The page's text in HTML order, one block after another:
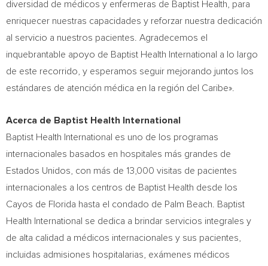
diversidad de médicos y enfermeras de Baptist Health, para
enriquecer nuestras capacidades y reforzar nuestra dedicación
al servicio a nuestros pacientes. Agradecemos el
inquebrantable apoyo de Baptist Health International a lo largo
de este recorrido, y esperamos seguir mejorando juntos los
estándares de atención médica en la región del Caribe».
Acerca de Baptist Health International
Baptist Health International es uno de los programas
internacionales basados en hospitales más grandes de
Estados Unidos, con más de 13,000 visitas de pacientes
internacionales a los centros de Baptist Health desde los
Cayos de Florida hasta el condado de Palm Beach . Baptist
Health International se dedica a brindar servicios integrales y
de alta calidad a médicos internacionales y sus pacientes,
incluidas admisiones hospitalarias, exámenes médicos